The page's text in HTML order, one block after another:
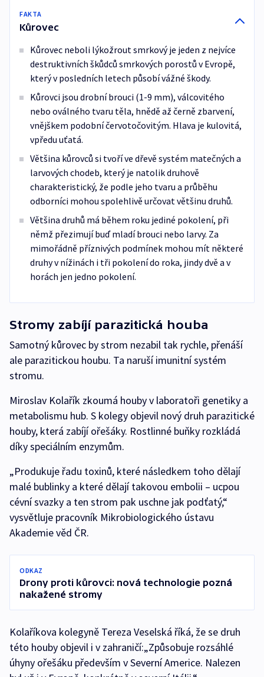
FAKTA
Kůrovec
Kůrovec neboli lýkožrout smrkový je jeden z nejvíce
destruktivních škůdců smrkových porostů v Evropě,
který v posledních letech působí vážné škody.
Kůrovci jsou drobní brouci (1-9 mm), válcovitého
nebo oválného tvaru těla, hnědě až černě zbarvení,
vnějškem podobní červotočovitým. Hlava je kulovitá,
vpředu uťatá.
Většina kůrovců si tvoří ve dřevě systém matečných a
larvových chodeb, který je natolik druhově
charakteristický, že podle jeho tvaru a průběhu
odborníci mohou spolehlivě určovat většinu druhů.
Většina druhů má během roku jediné pokolení, při
němž přezimují buď mladí brouci nebo larvy. Za
mimořádně příznivých podmínek mohou mít některé
druhy v nížinách i tři pokolení do roka, jindy dvě a v
horách jen jedno pokolení.
Stromy zabíjí parazitická houba
Samotný kůrovec by strom nezabil tak rychle, přenáší
ale parazitickou houbu. Ta naruší imunitní systém
stromu.
Miroslav Kolařík zkoumá houby v laboratoři genetiky a
metabolismu hub. S kolegy objevil nový druh parazitické
houby, která zabíjí ořešáky. Rostlinné buňky rozkládá
díky speciálním enzymům.
„Produkuje řadu toxinů, které následkem toho dělají
malé bublinky a které dělají takovou embolii – ucpou
cévní svazky a ten strom pak uschne jak podťatý,“
vysvětluje pracovník Mikrobiologického ústavu
Akademie věd ČR.
ODKAZ
Drony proti kůrovci: nová technologie pozná
nakažené stromy
Kolaříkova kolegyně Tereza Veselská říká, že se druh
této houby objevil i v zahraničí:„Způsobuje rozsáhlé
úhyny ořešáku především v Severní Americe. Nalezen